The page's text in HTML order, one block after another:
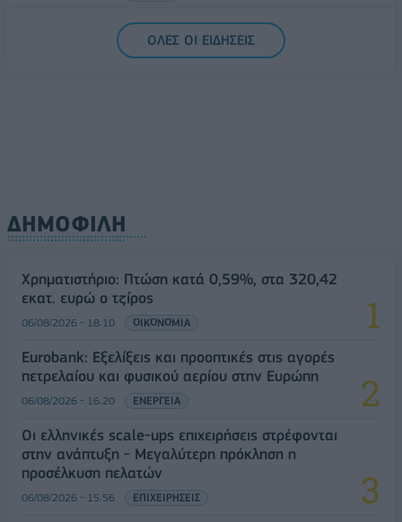
ΟΛΕΣ ΟΙ ΕΙΔΗΣΕΙΣ
ΔΗΜΟΦΙΛΗ
Χρηματιστήριο: Πτώση κατά 0,59%, στα 320,42
εκατ. ευρώ ο τζίρος
06/08/2026 - 18:10 ΟΙΚΟΝΟΜΙΑ
Eurobank: Εξελίξεις και προοπτικές στις αγορές
πετρελαίου και φυσικού αερίου στην Ευρώπη
06/08/2026 - 16:20 ΕΝΕΡΓΕΙΑ
Οι ελληνικές scale-ups επιχειρήσεις στρέφονται
στην ανάπτυξη - Μεγαλύτερη πρόκληση η
προσέλκυση πελατών
06/08/2026 - 15:56 ΕΠΙΧΕΙΡΗΣΕΙΣ